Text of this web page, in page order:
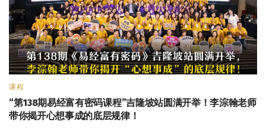
课程
“第138期易经富有密码课程”吉隆坡站圆满开举！李淙翰老师
带你揭开心想事成的底层规律！